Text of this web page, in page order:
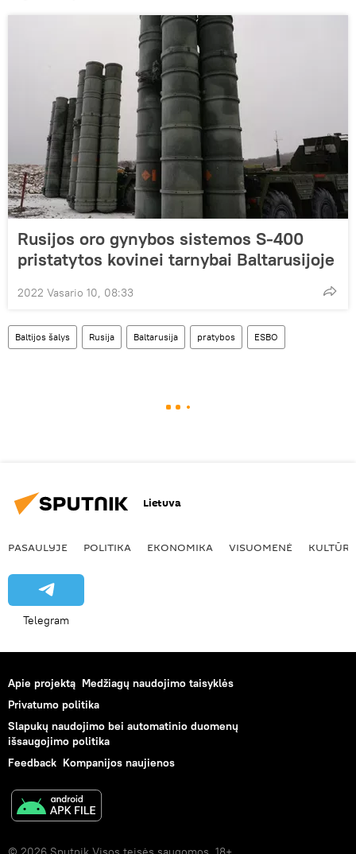
Rusijos oro gynybos sistemos S-400
pristatytos kovinei tarnybai Baltarusijoje
2022 Vasario 10, 08:33
Baltijos šalys Rusija Baltarusija pratybos ESBO
Lietuva
PASAULYJE POLITIKA EKONOMIKA VISUOMENĖ KULTŪRA
Telegram
Apie projektą Medžiagų naudojimo taisyklės
Privatumo politika
Slapukų naudojimo bei automatinio duomenų
išsaugojimo politika
Feedback Kompanijos naujienos